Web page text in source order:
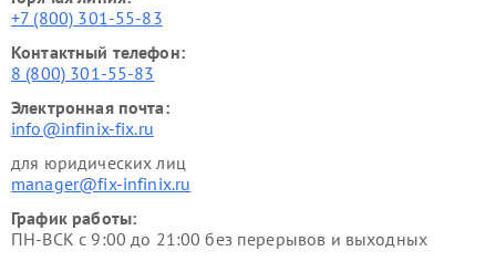
+7 (800) 301-55-83
Контактный телефон:
8 (800) 301-55-83
Электронная почта:
info@infinix-fix.ru
для юридических лиц
manager@fix-infinix.ru
График работы:
ПН-ВСК с 9:00 до 21:00 без перерывов и выходных